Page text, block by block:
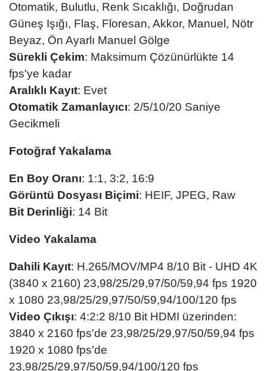
Otomatik, Bulutlu, Renk Sıcaklığı, Doğrudan
Güneş Işığı, Flaş, Floresan, Akkor, Manuel, Nötr
Beyaz, Ön Ayarlı Manuel Gölge
Sürekli Çekim: Maksimum Çözünürlükte 14
fps'ye kadar
Aralıklı Kayıt: Evet
Otomatik Zamanlayıcı: 2/5/10/20 Saniye
Gecikmeli
Fotoğraf Yakalama
En Boy Oranı: 1:1, 3:2, 16:9
Görüntü Dosyası Biçimi: HEIF, JPEG, Raw
Bit Derinliği: 14 Bit
Video Yakalama
Dahili Kayıt: H.265/MOV/MP4 8/10 Bit - UHD 4K
(3840 x 2160) 23,98/25/29,97/50/59,94 fps 1920
x 1080 23,98/25/29,97/50/59,94/100/120 fps
Video Çıkışı: 4:2:2 8/10 Bit HDMI üzerinden:
3840 x 2160 fps'de 23,98/25/29,97/50/59,94 fps
1920 x 1080 fps'de
23,98/25/29,97/50/59,94/100/120 fps